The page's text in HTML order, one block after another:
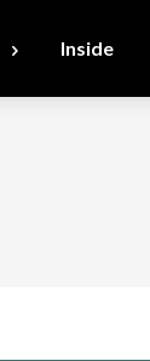
Inside